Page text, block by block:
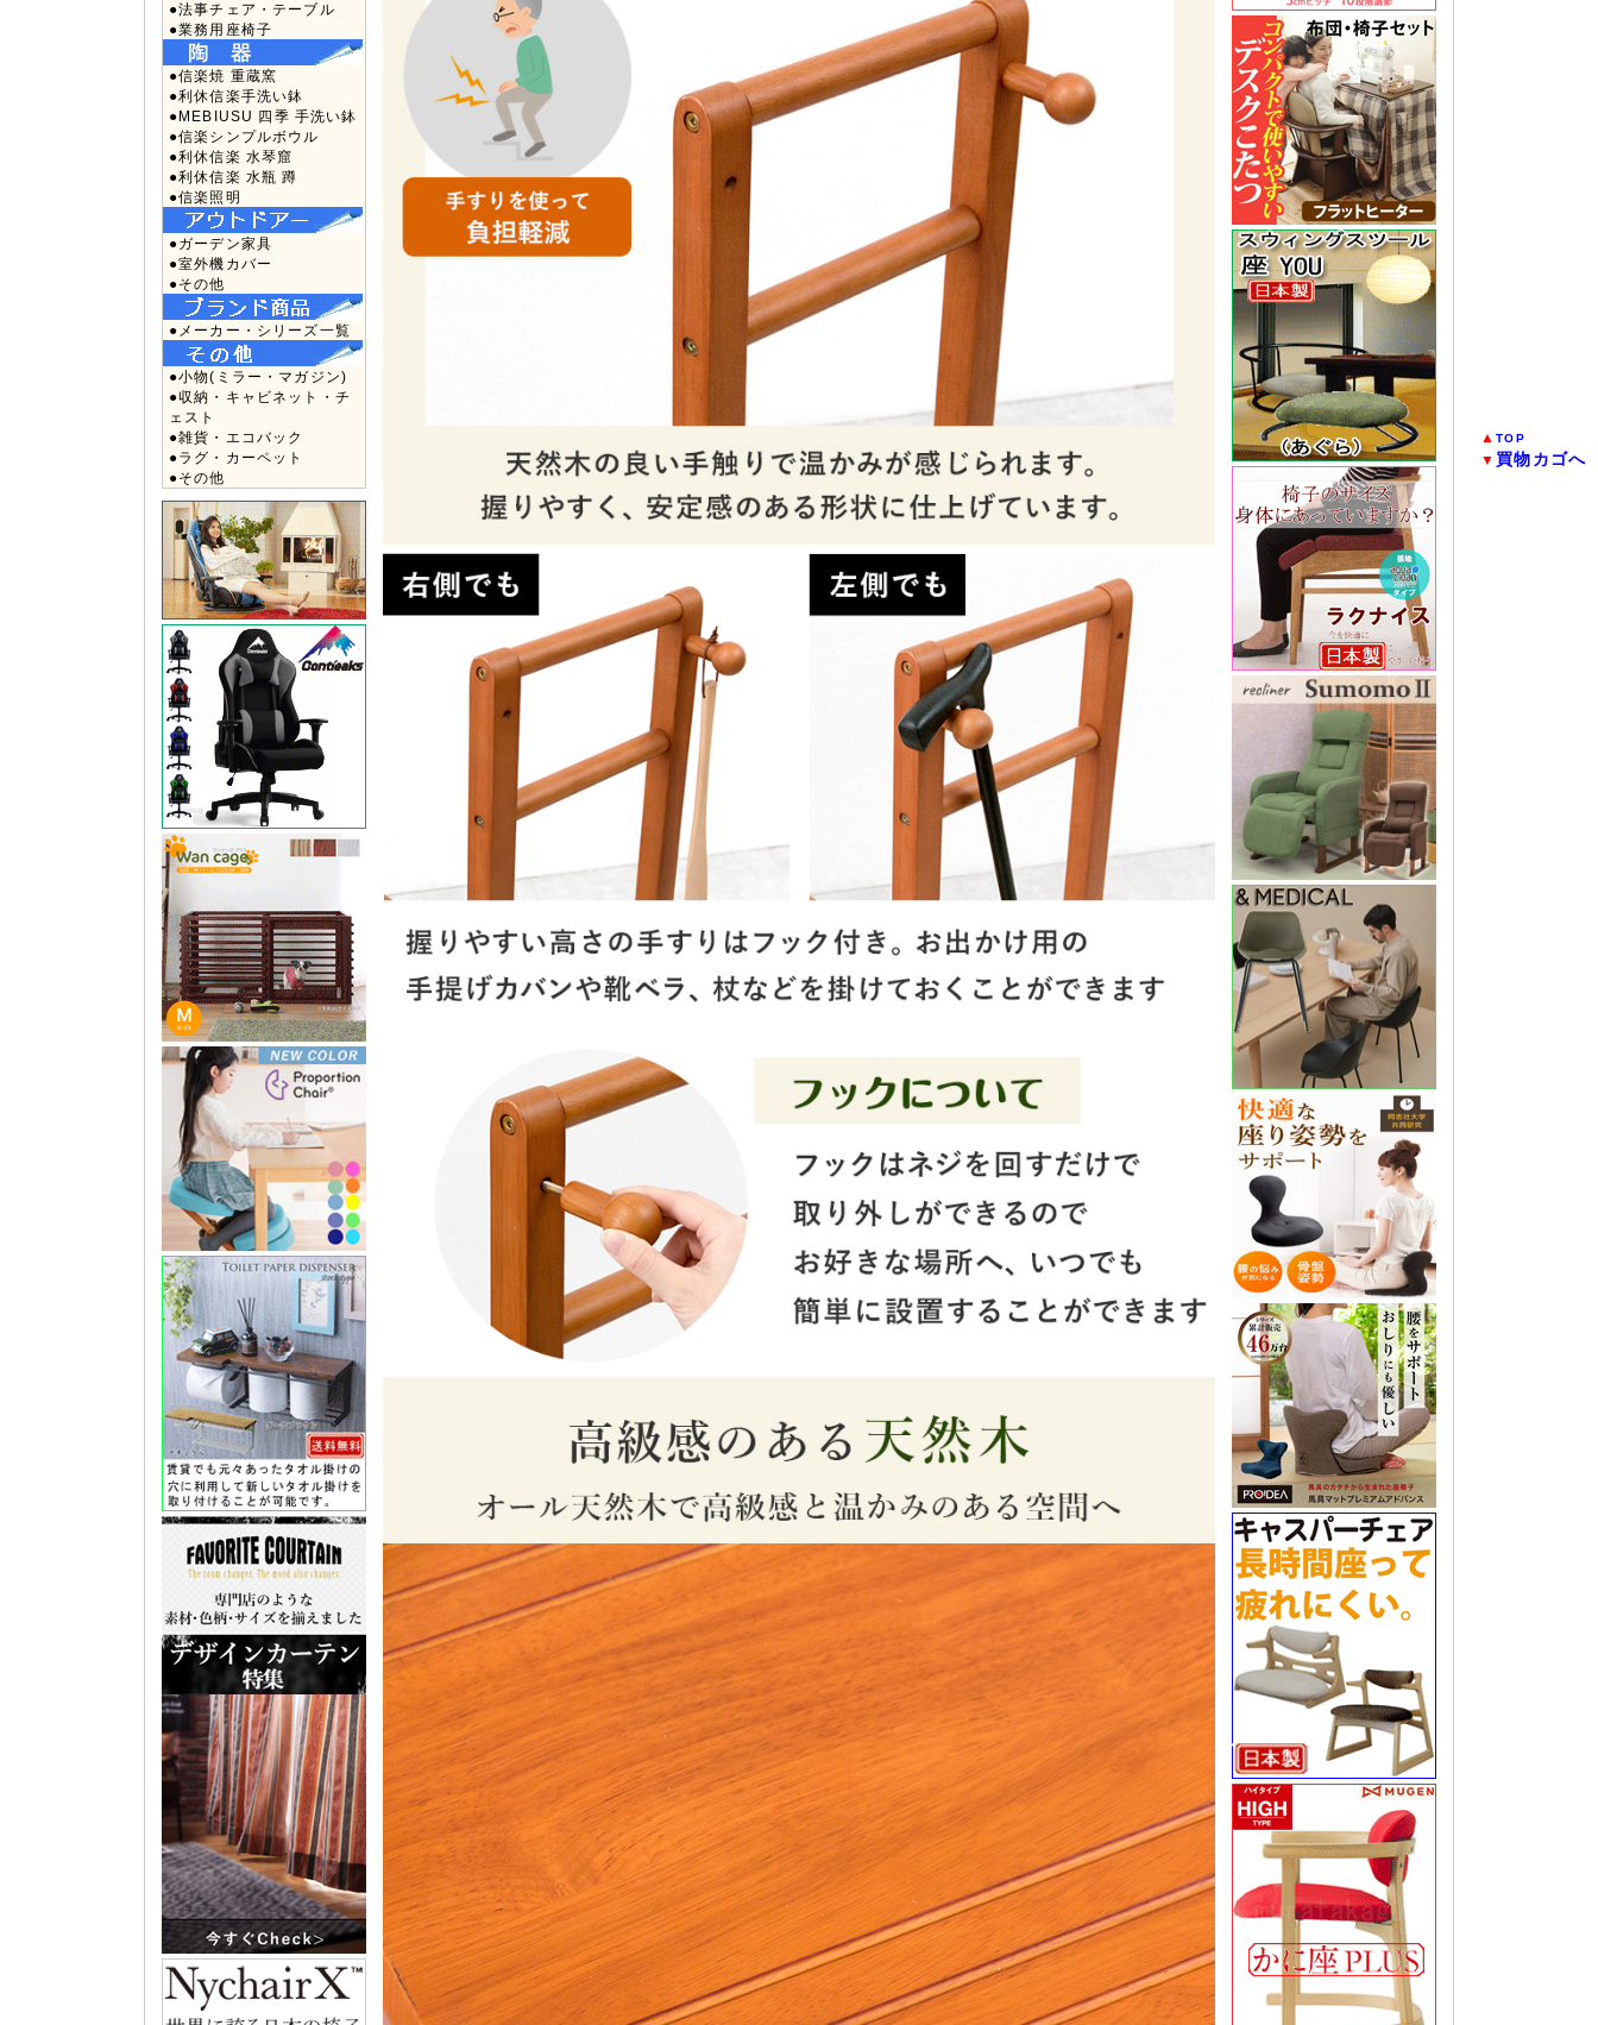
●法事チェア・テーブル
●業務用座椅子
●信楽焼 重蔵窯
●利休信楽手洗い鉢
●MEBIUSU 四季 手洗い鉢
●信楽シンプルボウル
●利休信楽 水琴窟
●利休信楽 水瓶 蹲
●信楽照明
●ガーデン家具
●室外機カバー
●その他
●メーカー・シリーズ一覧
●小物(ミラー・マガジン)
●収納・キャビネット・チ
ェスト
●雑貨・エコバック
●ラグ・カーペット
●その他
▲TOP
▼ 買物カゴへ